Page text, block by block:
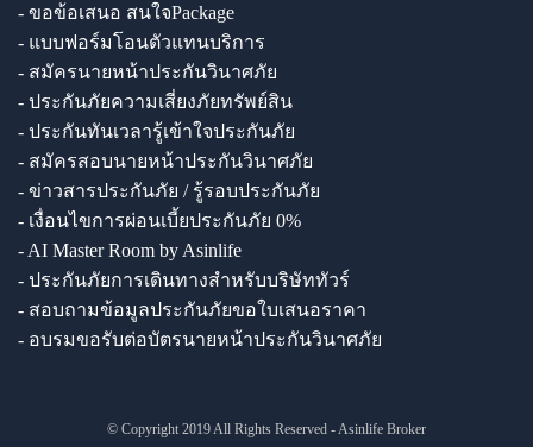
- ขอข้อเสนอ สนใจPackage
- แบบฟอร์มโอนตัวแทนบริการ
- สมัครนายหน้าประกันวินาศภัย
- ประกันภัยความเสี่ยงภัยทรัพย์สิน
- ประกันทันเวลารู้เข้าใจประกันภัย
- สมัครสอบนายหน้าประกันวินาศภัย
- ข่าวสารประกันภัย / รู้รอบประกันภัย
- เงื่อนไขการผ่อนเบี้ยประกันภัย 0%
- AI Master Room by Asinlife
- ประกันภัยการเดินทางสำหรับบริษัททัวร์
- สอบถามข้อมูลประกันภัยขอใบเสนอราคา
- อบรมขอรับต่อบัตรนายหน้าประกันวินาศภัย
© Copyright 2019 All Rights Reserved - Asinlife Broker